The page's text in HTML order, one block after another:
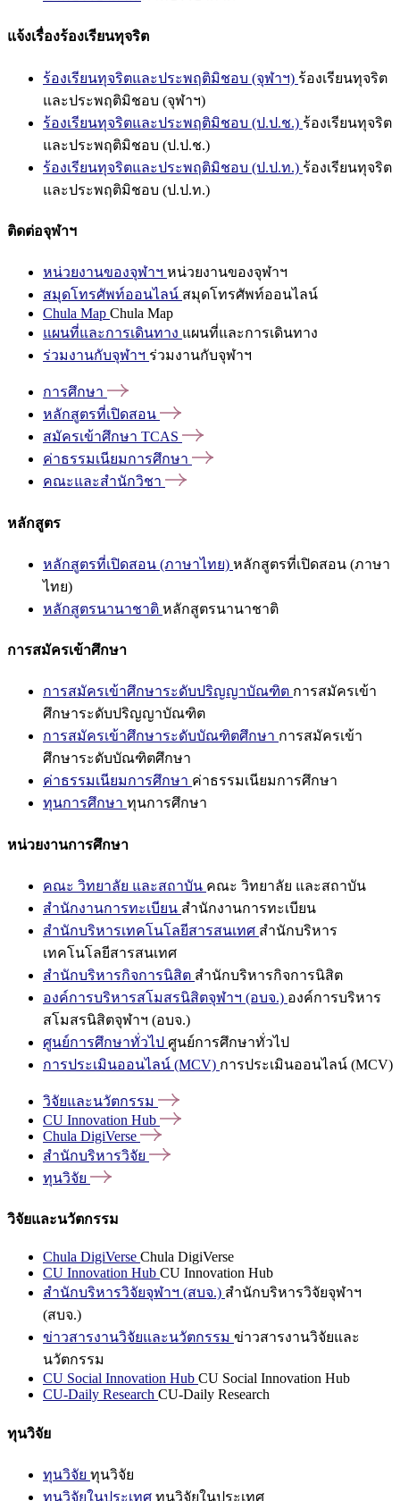
แจ้งเรื่องร้องเรียนทุจริต
ร้องเรียนทุจริตและประพฤติมิชอบ (จุฬาฯ) ร้องเรียนทุจริต
และประพฤติมิชอบ (จุฬาฯ)
ร้องเรียนทุจริตและประพฤติมิชอบ (ป.ป.ช.) ร้องเรียนทุจริต
และประพฤติมิชอบ (ป.ป.ช.)
ร้องเรียนทุจริตและประพฤติมิชอบ (ป.ป.ท.) ร้องเรียนทุจริต
และประพฤติมิชอบ (ป.ป.ท.)
ติดต่อจุฬาฯ
หน่วยงานของจุฬาฯ หน่วยงานของจุฬาฯ
สมุดโทรศัพท์ออนไลน์ สมุดโทรศัพท์ออนไลน์
Chula Map Chula Map
แผนที่และการเดินทาง แผนที่และการเดินทาง
ร่วมงานกับจุฬาฯ ร่วมงานกับจุฬาฯ
การศึกษา
หลักสูตรที่เปิดสอน
สมัครเข้าศึกษา TCAS
ค่าธรรมเนียมการศึกษา
คณะและสำนักวิชา
หลักสูตร
หลักสูตรที่เปิดสอน (ภาษาไทย) หลักสูตรที่เปิดสอน (ภาษา
ไทย)
หลักสูตรนานาชาติ หลักสูตรนานาชาติ
การสมัครเข้าศึกษา
การสมัครเข้าศึกษาระดับปริญญาบัณฑิต การสมัครเข้า
ศึกษาระดับปริญญาบัณฑิต
การสมัครเข้าศึกษาระดับบัณฑิตศึกษา การสมัครเข้า
ศึกษาระดับบัณฑิตศึกษา
ค่าธรรมเนียมการศึกษา ค่าธรรมเนียมการศึกษา
ทุนการศึกษา ทุนการศึกษา
หน่วยงานการศึกษา
คณะ วิทยาลัย และสถาบัน คณะ วิทยาลัย และสถาบัน
สำนักงานการทะเบียน สำนักงานการทะเบียน
สำนักบริหารเทคโนโลยีสารสนเทศ สำนักบริหาร
เทคโนโลยีสารสนเทศ
สำนักบริหารกิจการนิสิต สำนักบริหารกิจการนิสิต
องค์การบริหารสโมสรนิสิตจุฬาฯ (อบจ.) องค์การบริหาร
สโมสรนิสิตจุฬาฯ (อบจ.)
ศูนย์การศึกษาทั่วไป ศูนย์การศึกษาทั่วไป
การประเมินออนไลน์ (MCV) การประเมินออนไลน์ (MCV)
วิจัยและนวัตกรรม
CU Innovation Hub
Chula DigiVerse
สำนักบริหารวิจัย
ทุนวิจัย
วิจัยและนวัตกรรม
Chula DigiVerse Chula DigiVerse
CU Innovation Hub CU Innovation Hub
สำนักบริหารวิจัยจุฬาฯ (สบจ.) สำนักบริหารวิจัยจุฬาฯ
(สบจ.)
ข่าวสารงานวิจัยและนวัตกรรม ข่าวสารงานวิจัยและ
นวัตกรรม
CU Social Innovation Hub CU Social Innovation Hub
CU-Daily Research CU-Daily Research
ทุนวิจัย
ทุนวิจัย ทุนวิจัย
ทุนวิจัยในประเทศ ทุนวิจัยในประเทศ